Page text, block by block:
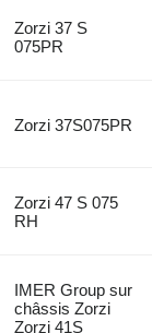
Zorzi 37 S
075PR
Zorzi 37S075PR
Zorzi 47 S 075
RH
IMER Group sur
châssis Zorzi
Zorzi 41S